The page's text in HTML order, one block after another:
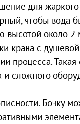
для
чтобы вода
высотой около
крана с
процесса.
сложного
Бочку